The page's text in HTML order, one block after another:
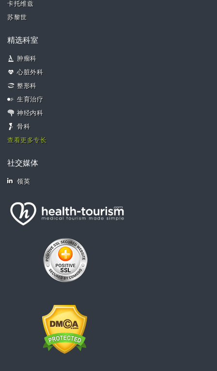
卡托维兹
苏黎世
精选科室
肿瘤科
心脏外科
整形科
生育治疗
神经内科
骨科
查看更多专长
社交媒体
领英